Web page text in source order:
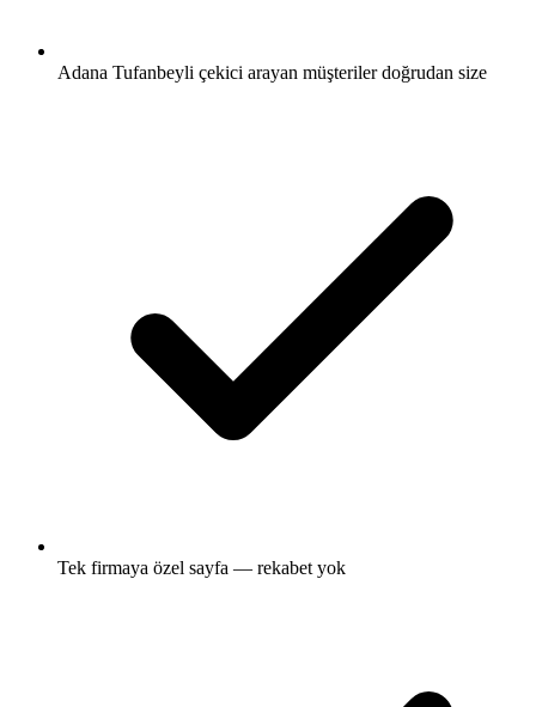
Adana Tufanbeyli çekici arayan müşteriler doğrudan size
Tek firmaya özel sayfa — rekabet yok